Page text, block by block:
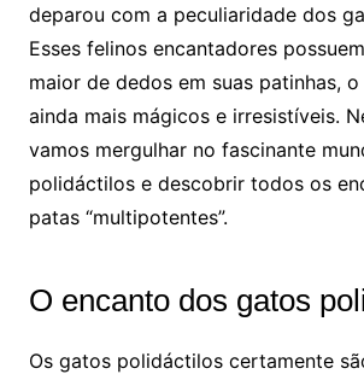
deparou com a peculiaridade dos
Esses felinos encantadores
maior de dedos em suas patinhas,
ainda mais mágicos e irresistíveis.
vamos mergulhar no fascinante
polidáctilos e descobrir todos os
patas “multipotentes”.
O encanto dos gatos
Os gatos polidáctilos certamente